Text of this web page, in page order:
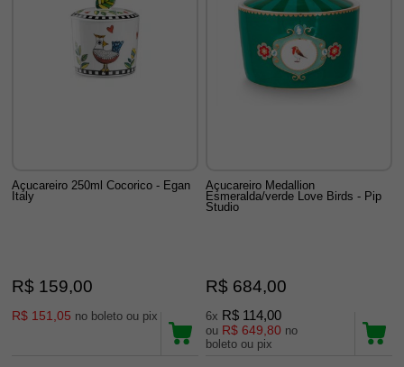
Açucareiro 250ml Cocorico - Egan
Italy
R$ 159,00
R$ 151,05 no boleto ou pix
Açucareiro Medallion
Esmeralda/verde Love Birds - Pip
Studio
R$ 684,00
6x R$ 114,00
ou R$ 649,80 no
boleto ou pix